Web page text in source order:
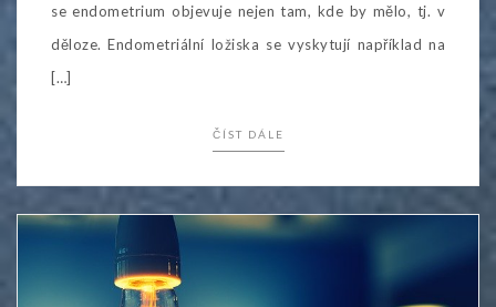
se endometrium objevuje nejen tam, kde by mělo, tj. v
děloze. Endometriální ložiska se vyskytují například na
[…]
ČÍST DÁLE